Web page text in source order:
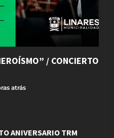
/ CONCIERTO
atrás
ANIVERSARIO TRM